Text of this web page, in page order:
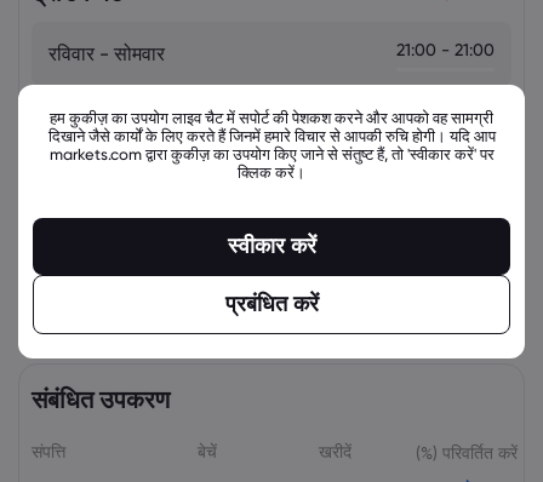
रविवार - सोमवार 21:00 - 21:00
सोमवार - मंगवार 21:00 - 21:00
बुधवार - गुरुवार 21:00 - 21:00
गुरुवार - शुक्रवार 21:00 - 21:00
संबंधित उपकरण
संपत्ति बेचें खरीदें (%) परिवर्तित करें
हम कुकीज़ का उपयोग लाइव चैट में सपोर्ट की पेशकश करने और आपको वह सामग्री
दिखाने जैसे कार्यों के लिए करते हैं जिनमें हमारे विचार से आपकी रुचि होगी। यदि आप
markets.com द्वारा कुकीज़ का उपयोग किए जाने से संतुष्ट हैं, तो 'स्वीकार करें' पर
क्लिक करें।
स्वीकार करें
प्रबंधित करें